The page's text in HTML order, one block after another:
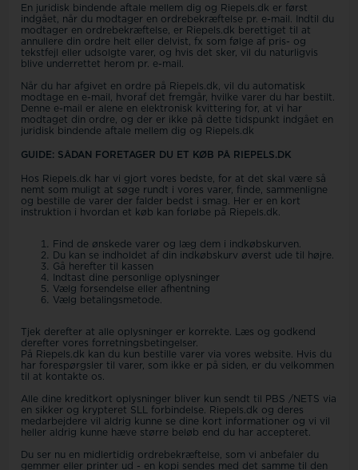
En juridisk bindende aftale mellem dig og Riepels.dk er først
indgået, når du modtager en ordrebekræftelse pr. e-mail. Indtil du
modtager en ordrebekræftelse, er Riepels.dk berettiget til at
annullere din ordre helt eller delvist, fx som følge af pris- og
tekstfejl eller udsolgte varer, og hvis det sker, vil du naturligvis
blive underrettet herom pr. e-mail.
Når du har afgivet en ordre på Riepels.dk, vil du automatisk
modtage en e-mail, hvoraf det fremgår, hvilke varer du har bestilt.
Denne e-mail er alene en elektronisk kvittering for, at vi har
modtaget din ordre, og der er ikke på dette tidspunkt indgået en
juridisk bindende aftale mellem dig og Riepels.dk
GUIDE: SÅDAN FORETAGER DU ET KØB PÅ RIEPELS.DK
Hos Riepels.dk har vi gjort vores bedste, for at det skal være så
nemt som muligt at søge rundt i vores varer, finde, sammenligne
og bestille de varer der falder bedst i smag. Her er en kort
instruktion i hvordan et køb kan forløbe på Riepels.dk.
Find de ønskede varer og læg dem i indkøbskurven.
Du kan se indholdet af din indkøbskurv øverst ude til højre.
Gå herefter til kassen
Indtast dine personlige oplysninger
Vælg forsendelse eller afhentning
Vælg betalingsmetode.
Tjek derefter at alle oplysninger er korrekte. Læs og godkend
derefter vores forretningsbetingelser.
På Riepels.dk kan du kun bestille varer via vores website. Hvis du
har forespørgsler til varer, som ikke er på siden, er du velkommen
til at kontakte os.
Alle dine kreditkort oplysninger bliver kun sendt til PBS /NETS via
en sikker og krypteret SLL forbindelse. Riepels.dk og deres
medarbejdere vil aldrig kunne se dine kort informationer og vi vil
heller aldrig kunne hæve større beløb end du har accepteret.
Du ser nu en midlertidig ordrebekræftelse, som vi anbefaler du
gemmer eller printer ud - en kopi sendes med det samme til den